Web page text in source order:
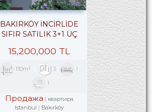
BAKIRKÖY İNCİRLİDE
SIFIR SATILIK 3+1 ÜÇ
15,200,000 TL
110m² 3 1
1
Продажа
квартира
Istanbul
Bakırköy